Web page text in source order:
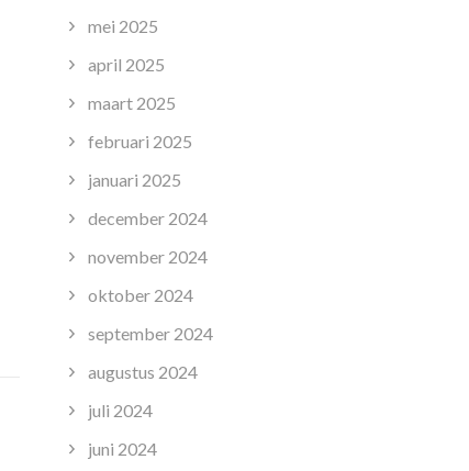
mei 2025
april 2025
maart 2025
februari 2025
januari 2025
december 2024
november 2024
oktober 2024
september 2024
augustus 2024
juli 2024
juni 2024